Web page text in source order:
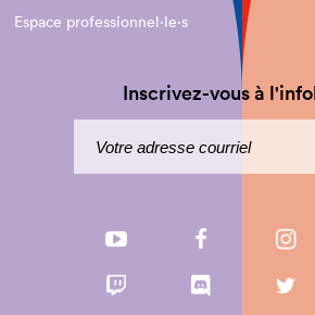
Espace professionnel·le⋅s
Inscrivez-vous à